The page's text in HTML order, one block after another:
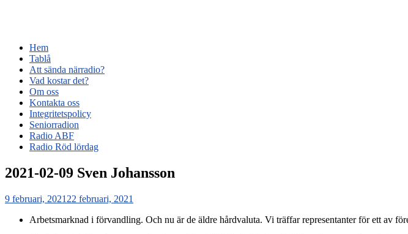
Primär
meny
Hoppa
innehåll
Hem
Tablå
Att sända närradio?
Vad kostar det?
Om oss
Kontakta oss
Integritetspolicy
Seniorradion
Radio ABF
Radio Röd lördag
2021-02-09 Sven Johansson
Publicerat
9 februari, 2021 22 februari, 2021
Arbetsmarknad i förvandling. Och nu är de äldre hårdvaluta. Vi träffar representanter för ett av